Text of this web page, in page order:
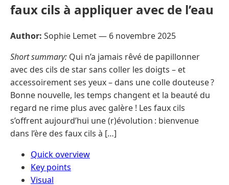
faux cils à appliquer avec de l’eau
Author: Sophie Lemet — 6 novembre 2025
Short summary: Qui n’a jamais rêvé de papillonner
avec des cils de star sans coller les doigts – et
accessoirement ses yeux – dans une colle douteuse ?
Bonne nouvelle, les temps changent et la beauté du
regard ne rime plus avec galère ! Les faux cils
s’offrent aujourd’hui une (r)évolution : bienvenue
dans l’ère des faux cils à […]
Quick overview
Key points
Visual